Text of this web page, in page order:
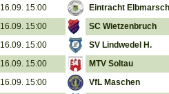
16.09. 15:00 Eintracht Elbmarsch
16.09. 15:00 SC Wietzenbruch
16.09. 15:00 SV Lindwedel H.
16.09. 15:00 MTV Soltau
16.09. 15:00 VfL Maschen